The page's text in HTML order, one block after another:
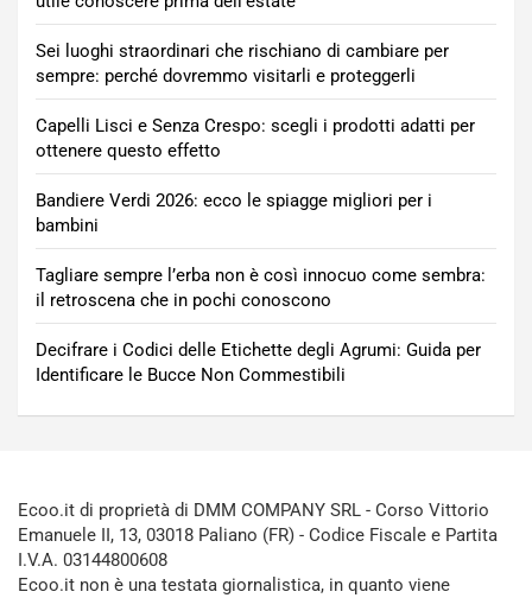
Sei luoghi straordinari che rischiano di cambiare per
sempre: perché dovremmo visitarli e proteggerli
Capelli Lisci e Senza Crespo: scegli i prodotti adatti per
ottenere questo effetto
Bandiere Verdi 2026: ecco le spiagge migliori per i
bambini
Tagliare sempre l’erba non è così innocuo come sembra:
il retroscena che in pochi conoscono
Decifrare i Codici delle Etichette degli Agrumi: Guida per
Identificare le Bucce Non Commestibili
Ecoo.it di proprietà di DMM COMPANY SRL - Corso Vittorio
Emanuele II, 13, 03018 Paliano (FR) - Codice Fiscale e Partita
I.V.A. 03144800608
Ecoo.it non è una testata giornalistica, in quanto viene